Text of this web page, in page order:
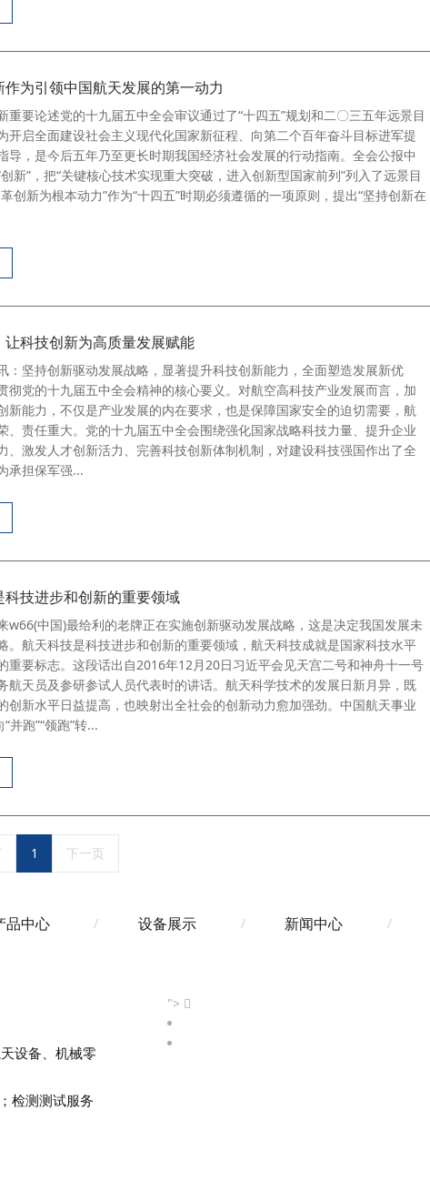
作为引领中国航天发展的第一动力
重要论述党的十九届五中全会审议通过了“十四五”规划和二〇三五年远景目
开启全面建设社会主义现代化国家新征程、向第二个百年奋斗目标进军提
导，是今后五年乃至更长时期我国经济社会发展的行动指南。全会公报中
新”，把“关键核心技术实现重大突破，进入创新型国家前列”列入了远景目
创新为根本动力”作为“十四五”时期必须遵循的一项原则，提出“坚持创新在
让科技创新为高质量发展赋能
：坚持创新驱动发展战略，显著提升科技创新能力，全面塑造发展新优
彻党的十九届五中全会精神的核心要义。对航空高科技产业发展而言，加
新能力，不仅是产业发展的内在要求，也是保障国家安全的迫切需要，航
、责任重大。党的十九届五中全会围绕强化国家战略科技力量、提升企业
、激发人才创新活力、完善科技创新体制机制，对建设科技强国作出了全
承担保军强...
科技进步和创新的重要领域
w66(中国)最给利的老牌正在实施创新驱动发展战略，这是决定我国发展未
。航天科技是科技进步和创新的重要领域，航天科技成就是国家科技水平
重要标志。这段话出自2016年12月20日习近平会见天宫二号和神舟十一号
航天员及参研参试人员代表时的讲话。航天科学技术的发展日新月异，既
创新水平日益提高，也映射出全社会的创新动力愈加强劲。中国航天事业
并跑”“领跑”转...
1 下一页
品中心 设备展示 新闻中心
设备、机械零
检测测试服务
">